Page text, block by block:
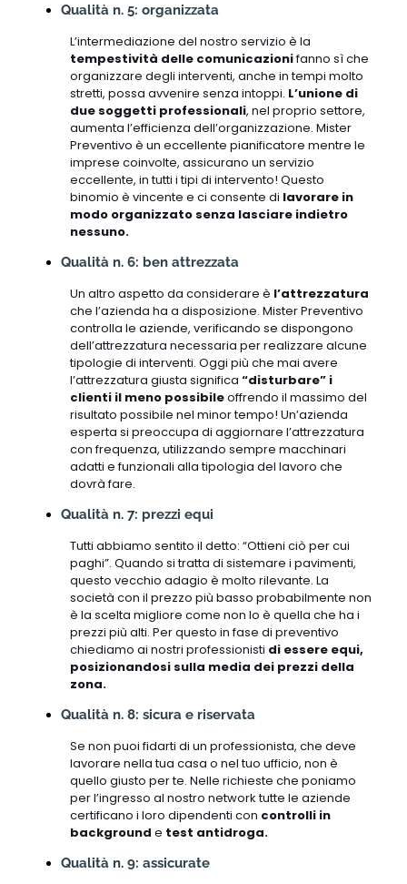
Qualità n. 5: organizzata
L’intermediazione del nostro servizio è la
tempestività delle comunicazionifanno sì che
organizzare degli interventi, anche in tempi molto
stretti, possa avvenire senza intoppi. L’unione di
due soggetti professionali, nel proprio settore,
aumenta l’efficienza dell’organizzazione. Mister
Preventivo è un eccellente pianificatore mentre le
imprese coinvolte, assicurano un servizio
eccellente, in tutti i tipi di intervento! Questo
binomio è vincente e ci consente di lavorare in
modo organizzato senza lasciare indietro
nessuno.
Qualità n. 6: ben attrezzata
Un altro aspetto da considerare è l’attrezzatura
che l’azienda ha a disposizione. Mister Preventivo
controlla le aziende, verificando se dispongono
dell’attrezzatura necessaria per realizzare alcune
tipologie di interventi. Oggi più che mai avere
l’attrezzatura giusta significa “disturbare” i
clienti il meno possibileoffrendo il massimo del
risultato possibile nel minor tempo! Un’azienda
esperta si preoccupa di aggiornare l’attrezzatura
con frequenza, utilizzando sempre macchinari
adatti e funzionali alla tipologia del lavoro che
dovrà fare.
Qualità n. 7: prezzi equi
Tutti abbiamo sentito il detto: “Ottieni ciò per cui
paghi”. Quando si tratta di sistemare i pavimenti,
questo vecchio adagio è molto rilevante. La
società con il prezzo più basso probabilmente non
è la scelta migliore come non lo è quella che ha i
prezzi più alti. Per questo in fase di preventivo
chiediamo ai nostri professionisti di essere equi,
posizionandosi sulla media dei prezzi della
zona.
Qualità n. 8: sicura e riservata
Se non puoi fidarti di un professionista, che deve
lavorare nella tua casa o nel tuo ufficio, non è
quello giusto per te. Nelle richieste che poniamo
per l’ingresso al nostro network tutte le aziende
certificano i loro dipendenti con controlli in
background e test antidroga.
Qualità n. 9: assicurate